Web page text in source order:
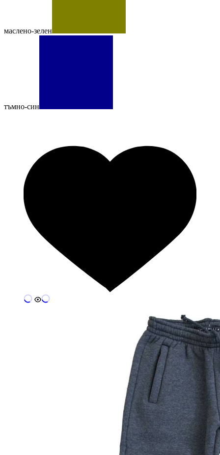
маслено-зелен
тъмно-син